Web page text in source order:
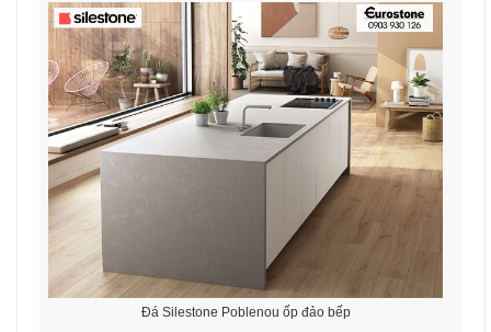
Đá Silestone Poblenou ốp đảo bếp